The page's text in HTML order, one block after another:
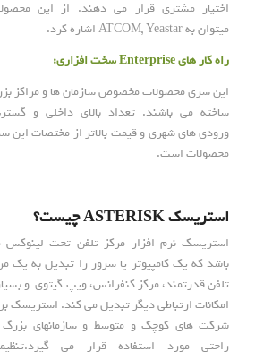
اختیار مشتری قرار می دهند. از این
میتوان به ATCOM, Yeastar اشاره کرد.
راه کار های Enterprise سخت افزاری:
این سری محصولات مخصوص سازمان ها و مراکز
ساخته می باشند. تعداد بالای داخلی و
ورودی های شهری و قیمت بالاتر از مختصات این
محصولات است.
استریسک ASTERISK چیست؟
استریسک نرم افزار مرکز تلفن تحت لینوکس
باشد که یک کامپیوتر یا سرور را تبدیل به یک
تلفن قدرتمند، مرکز کنفرانس، ویپ گیتوی و
امکانات ارتباطی دیگر تبدیل می کند. استریسک
شرکت های کوچک و متوسط و سازمانهای بزرگ
راحتی مورد استفاده قرار می